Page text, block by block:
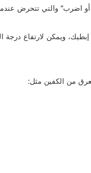
اضرب” والتي تتحرض
ويمكن لارتفاع درجة
من الكفين مثل: